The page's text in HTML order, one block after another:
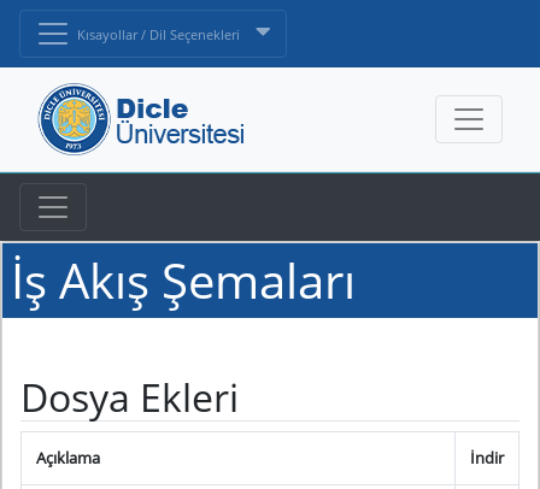
Kısayollar / Dil Seçenekleri
İş Akış Şemaları
Dosya Ekleri
Açıklama İndir